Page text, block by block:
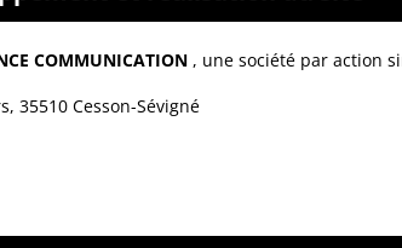
COMMUNICATION , une société par action
35510 Cesson-Sévigné